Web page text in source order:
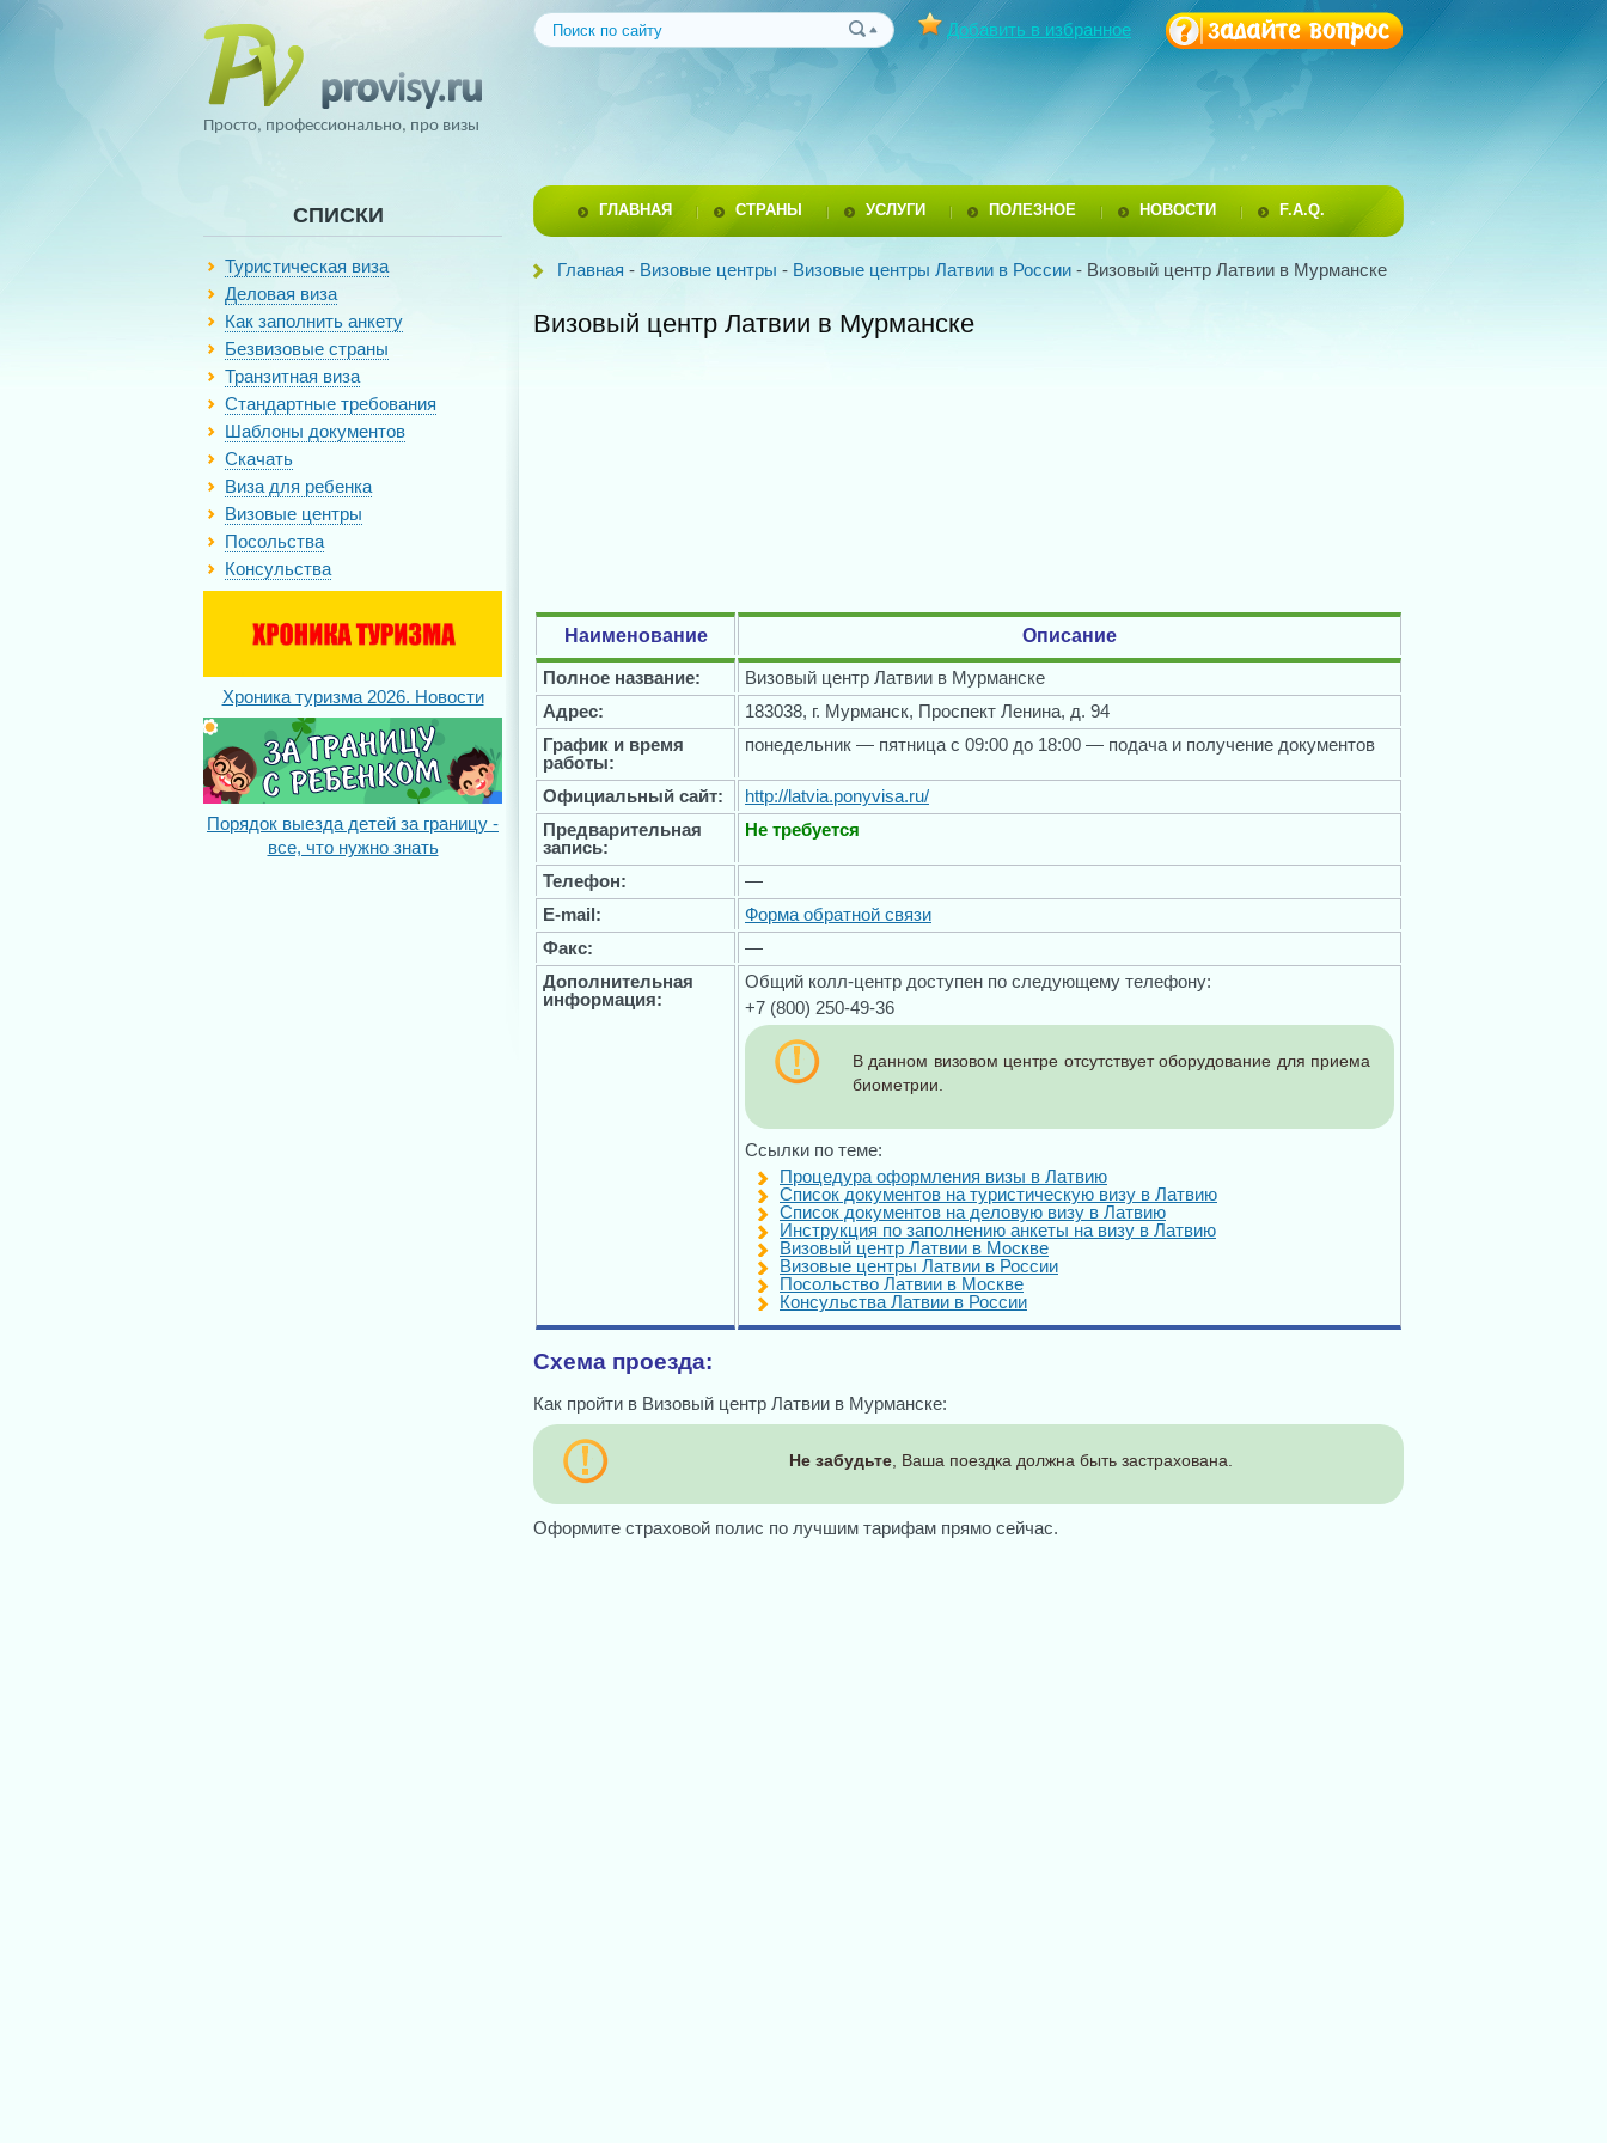
Просто, профессионально, про визы
Добавить в избранное
СПИСКИ
Туристическая виза
Деловая виза
Как заполнить анкету
Безвизовые страны
Транзитная виза
Стандартные требования
Шаблоны документов
Скачать
Виза для ребенка
Визовые центры
Посольства
Консульства
Хроника туризма 2026. Новости
Порядок выезда детей за границу -
все, что нужно знать
ГЛАВНАЯ СТРАНЫ УСЛУГИ ПОЛЕЗНОЕ НОВОСТИ F.A.Q.
Главная - Визовые центры - Визовые центры Латвии в России - Визовый центр Латвии в Мурманске
Визовый центр Латвии в Мурманске
Наименование Описание
Полное название:
Визовый центр Латвии в Мурманске
Адрес:
183038, г. Мурманск, Проспект Ленина, д. 94
График и время
работы:
понедельник — пятница с 09:00 до 18:00 — подача и получение документов
Официальный сайт:
http://latvia.ponyvisa.ru/
Предварительная
запись:
Не требуется
Телефон:
—
E-mail:
Форма обратной связи
Факс:
—
Дополнительная
информация:
Общий колл-центр доступен по следующему телефону:
+7 (800) 250-49-36
В данном визовом центре отсутствует оборудование для приема
биометрии.
Ссылки по теме:
Процедура оформления визы в Латвию
Список документов на туристическую визу в Латвию
Список документов на деловую визу в Латвию
Инструкция по заполнению анкеты на визу в Латвию
Визовый центр Латвии в Москве
Визовые центры Латвии в России
Посольство Латвии в Москве
Консульства Латвии в России
Схема проезда:
Как пройти в Визовый центр Латвии в Мурманске:
Не забудьте, Ваша поездка должна быть застрахована.
Оформите страховой полис по лучшим тарифам прямо сейчас.